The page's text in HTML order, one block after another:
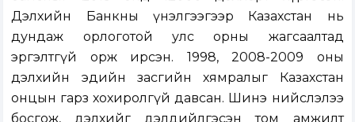
Дэлхийн Банкны үнэлгээгээр Казахстан нь
дундаж орлоготой улс орны жагсаалтад
эргэлтгүй орж ирсэн. 1998, 2008-2009 оны
дэлхийн эдийн засгийн хямралыг Казахстан
онцын гарз хохиролгүй давсан. Шинэ нийслэлээ
босгож, дэлхийг дэлдийлгэсэн том амжилт